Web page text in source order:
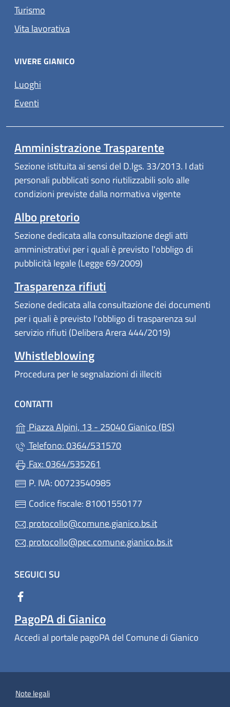
Turismo
Vita lavorativa
VIVERE GIANICO
Luoghi
Eventi
Amministrazione Trasparente
Sezione istituita ai sensi del D.lgs. 33/2013. I dati
personali pubblicati sono riutilizzabili solo alle
condizioni previste dalla normativa vigente
Albo pretorio
Sezione dedicata alla consultazione degli atti
amministrativi per i quali è previsto l'obbligo di
pubblicità legale (Legge 69/2009)
Trasparenza rifiuti
Sezione dedicata alla consultazione dei documenti
per i quali è previsto l'obbligo di trasparenza sul
servizio rifiuti (Delibera Arera 444/2019)
Whistleblowing
Procedura per le segnalazioni di illeciti
CONTATTI
Piazza Alpini, 13 - 25040 Gianico (BS)
Telefono: 0364/531570
Fax: 0364/535261
P. IVA: 00723540985
Codice fiscale: 81001550177
protocollo@comune.gianico.bs.it
protocollo@pec.comune.gianico.bs.it
SEGUICI SU
PagoPA di Gianico
Accedi al portale pagoPA del Comune di Gianico
Note legali